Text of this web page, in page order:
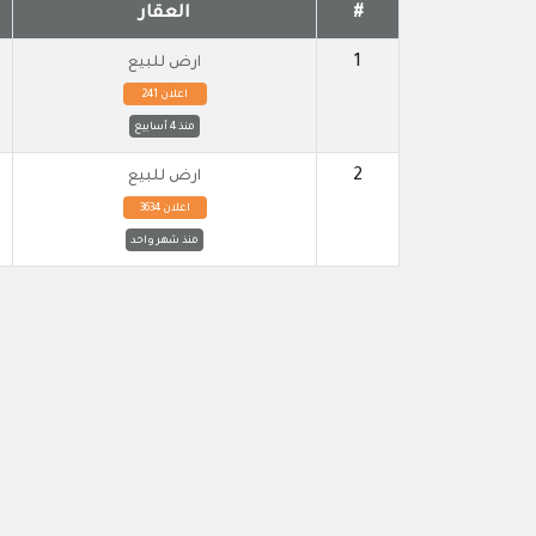
# العقار
1 ارض للبيع
اعلان 241
منذ 4 أسابيع
2 ارض للبيع
اعلان 3634
منذ شهر واحد